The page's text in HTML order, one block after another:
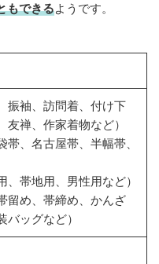
もできるようです。
振袖、訪問着、付け下
友禅、作家着物など）
帯、名古屋帯、半幅帯、
、帯地用、男性用など）
留め、帯締め、かんざ
バッグなど）